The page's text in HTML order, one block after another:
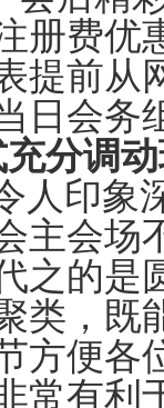
册费优
提前从
日会务
充分调
人印象
主会场
之的是
类，既
方便各
常有利